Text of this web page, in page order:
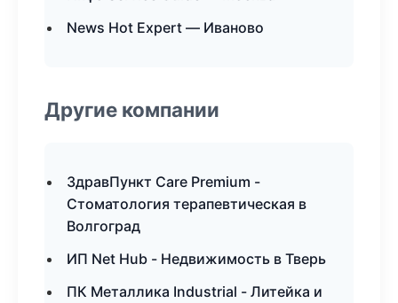
News Hot Expert — Иваново
Другие компании
ЗдравПункт Care Premium -
Стоматология терапевтическая в
Волгоград
ИП Net Hub - Недвижимость в Тверь
ПК Металлика Industrial - Литейка и